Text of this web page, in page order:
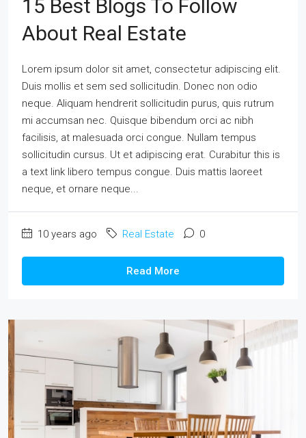
15 Best Blogs To Follow
About Real Estate
Lorem ipsum dolor sit amet, consectetur adipiscing elit.
Duis mollis et sem sed sollicitudin. Donec non odio
neque. Aliquam hendrerit sollicitudin purus, quis rutrum
mi accumsan nec. Quisque bibendum orci ac nibh
facilisis, at malesuada orci congue. Nullam tempus
sollicitudin cursus. Ut et adipiscing erat. Curabitur this is
a text link libero tempus congue. Duis mattis laoreet
neque, et ornare neque...
10 years ago Real Estate 0
Read More